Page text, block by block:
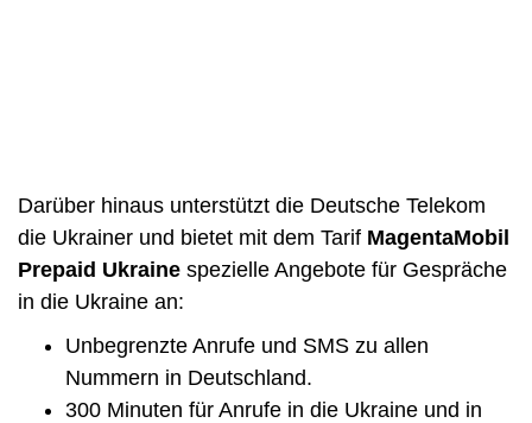
Darüber hinaus unterstützt die Deutsche Telekom
die Ukrainer und bietet mit dem Tarif MagentaMobil
Prepaid Ukraine spezielle Angebote für Gespräche
in die Ukraine an:
Unbegrenzte Anrufe und SMS zu allen
Nummern in Deutschland.
300 Minuten für Anrufe in die Ukraine und in